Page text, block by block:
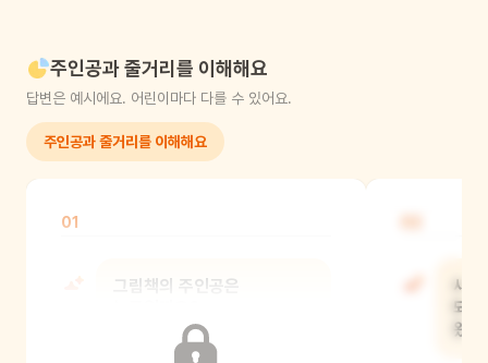
주인공과 줄거리를 이해해요
답변은 예시에요. 어린이마다 다를 수 있어요.
주인공과 줄거리를 이해해요
01
그림책의 주인공은
새
되
왔